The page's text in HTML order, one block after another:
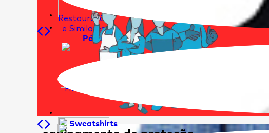
Pólos
Sweatshirts
Restauração
e Similares
Hotelaria